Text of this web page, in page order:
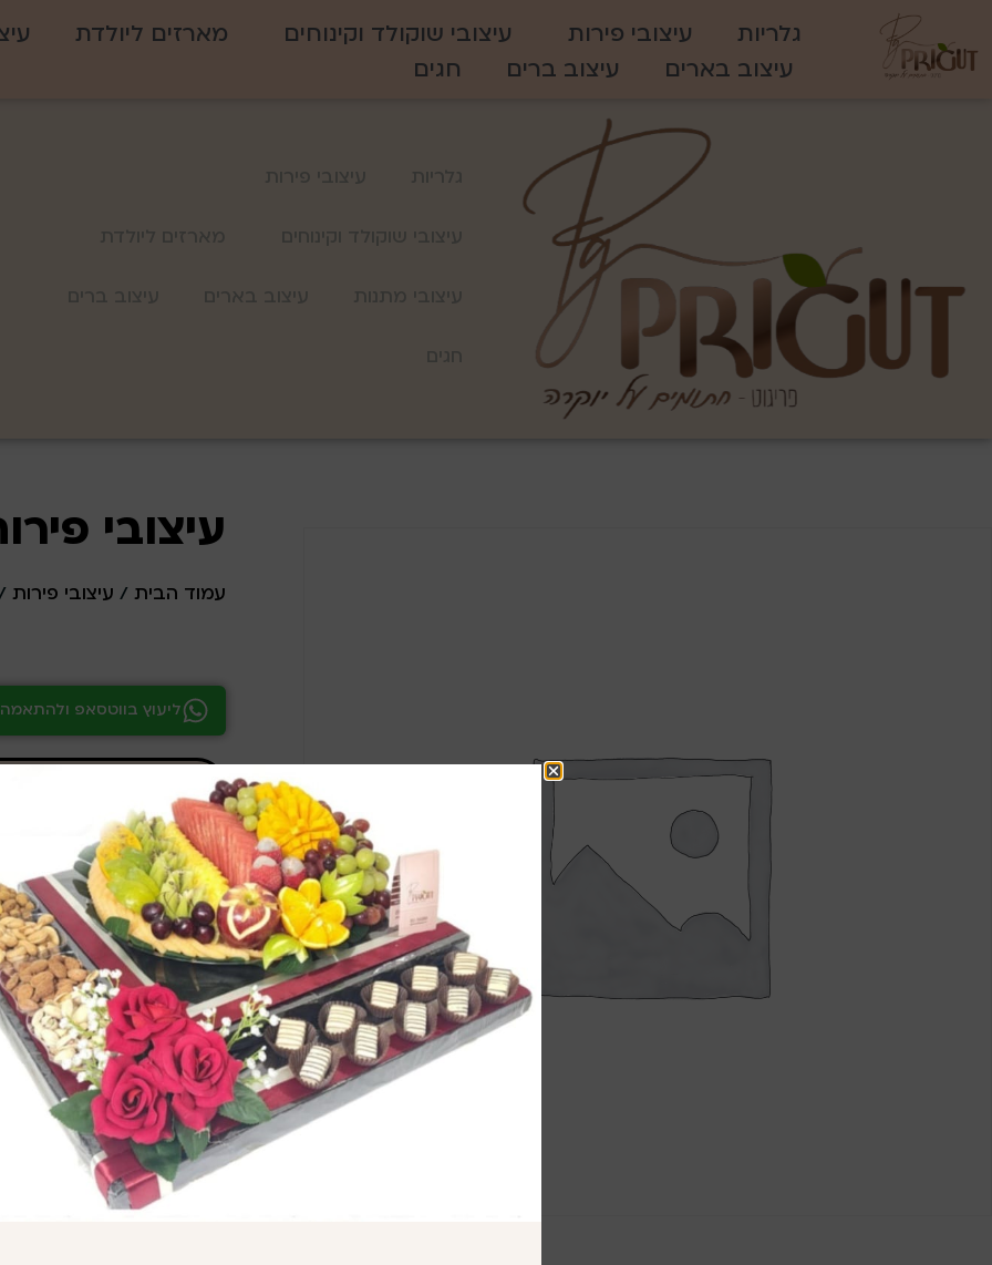
גלריות עיצובי פירות עיצובי שוקולד וקינוחים מארזים ליולדת
עיצוב בארים
עיצוב ברים חגים
עיצובי
עמוד הבית / עיצובי פירות
ליעוץ בווטסאפ
ליעוץ והתאמה